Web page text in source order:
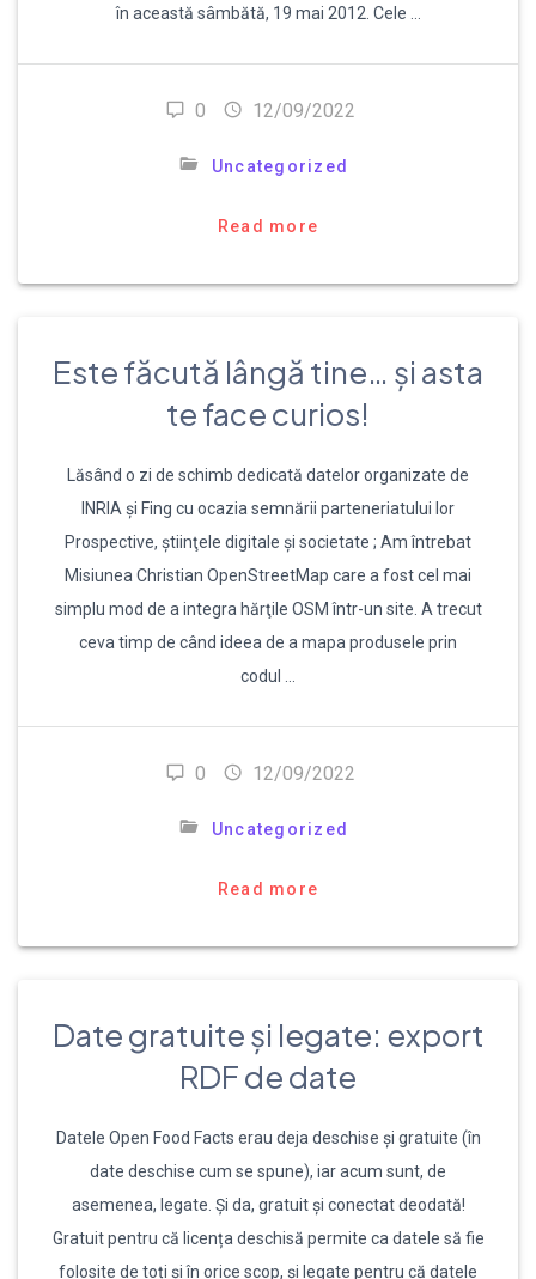
în această sâmbătă, 19 mai 2012. Cele …
0 12/09/2022
Uncategorized
Read more
Este făcută lângă tine… și asta
te face curios!
Lăsând o zi de schimb dedicată datelor organizate de
INRIA și Fing cu ocazia semnării parteneriatului lor
Prospective, ştiinţele digitale şi societate ; Am întrebat
Misiunea Christian OpenStreetMap care a fost cel mai
simplu mod de a integra hărţile OSM într-un site. A trecut
ceva timp de când ideea de a mapa produsele prin
codul …
0 12/09/2022
Uncategorized
Read more
Date gratuite și legate: export
RDF de date
Datele Open Food Facts erau deja deschise și gratuite (în
date deschise cum se spune), iar acum sunt, de
asemenea, legate. Și da, gratuit și conectat deodată!
Gratuit pentru că licența deschisă permite ca datele să fie
folosite de toți și în orice scop, și legate pentru că datele